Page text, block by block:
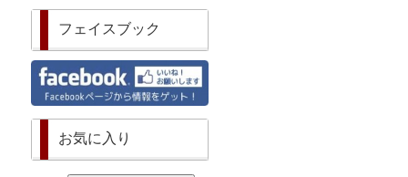
フェイスブック
お気に入り